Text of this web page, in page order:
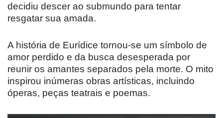
decidiu descer ao submundo para tentar
resgatar sua amada.
A história de Eurídice tornou-se um símbolo de
amor perdido e da busca desesperada por
reunir os amantes separados pela morte. O mito
inspirou inúmeras obras artísticas, incluindo
óperas, peças teatrais e poemas.